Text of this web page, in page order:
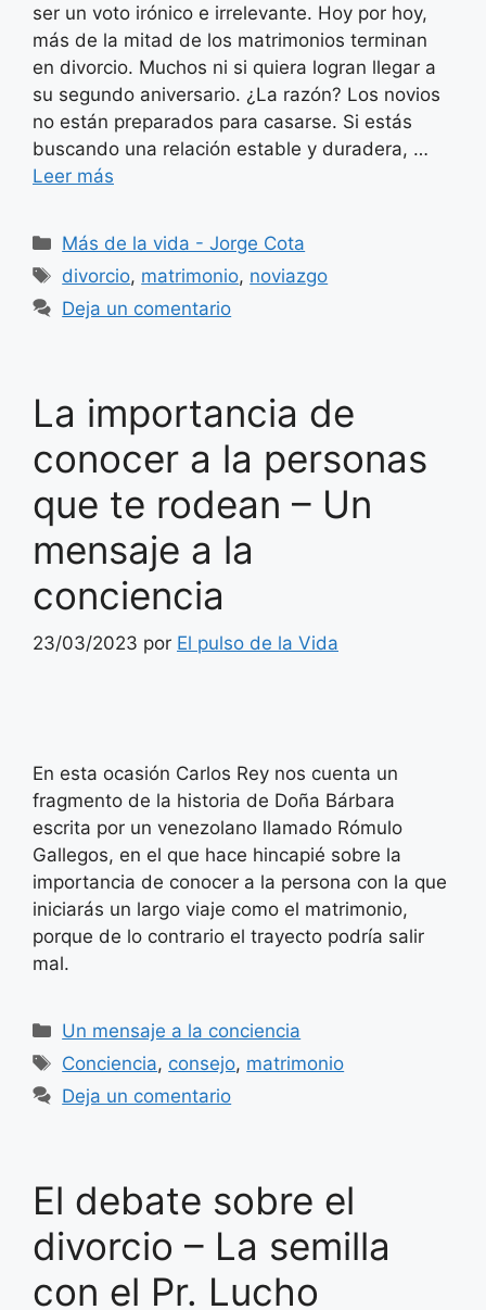
ser un voto irónico e irrelevante. Hoy por hoy,
más de la mitad de los matrimonios terminan
en divorcio. Muchos ni si quiera logran llegar a
su segundo aniversario. ¿La razón? Los novios
no están preparados para casarse. Si estás
buscando una relación estable y duradera, …
Leer más
Categorías
Más de la vida - Jorge Cota
Etiquetas
divorcio, matrimonio, noviazgo
Deja un comentario
La importancia de
conocer a la personas
que te rodean – Un
mensaje a la
conciencia
23/03/2023 por El pulso de la Vida
En esta ocasión Carlos Rey nos cuenta un
fragmento de la historia de Doña Bárbara
escrita por un venezolano llamado Rómulo
Gallegos, en el que hace hincapié sobre la
importancia de conocer a la persona con la que
iniciarás un largo viaje como el matrimonio,
porque de lo contrario el trayecto podría salir
mal.
Categorías
Un mensaje a la conciencia
Etiquetas
Conciencia, consejo, matrimonio
Deja un comentario
El debate sobre el
divorcio – La semilla
con el Pr. Lucho